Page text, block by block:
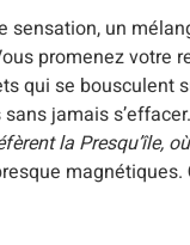
sensation, un
promenez
qui se
jamais s’effacer.
la Presqu’île,
magnétiques.